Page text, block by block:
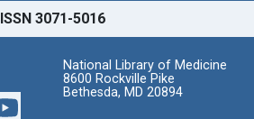
ISSN 3071-5016
National Library of Medicine
8600 Rockville Pike
Bethesda, MD 20894